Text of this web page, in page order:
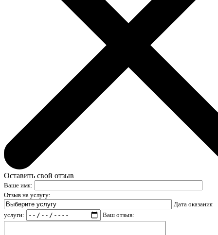
Оставить свой отзыв
Ваше имя:
Отзыв на услугу:
Дата оказания
услуги:
Ваш отзыв: